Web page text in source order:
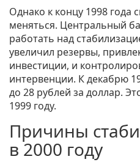
Однако к концу 1998 года
меняться. Центральный
работать над
увеличил резервы,
инвестиции, и
интервенции. К декабрю
до 28 рублей за доллар.
1999 году.
Причины
в 2000 году